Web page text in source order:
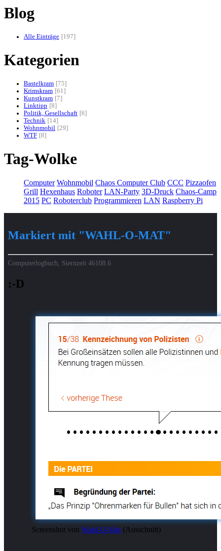
Blog
Alle Einträge 197
Kategorien
Bastelkram
75
Krimskram 61
Kunstkram
7
Linktipp
8
Politik, Gesellschaft 6
Technik
14
Wohnmobil
29
WTF 8
Tag-Wolke
Computer Wohnmobil Chaos Computer Club CCC Pizzaofen
Grill Hexenhaus Roboter LAN-Party 3D-Druck Chaos-Camp
2015 PC Roboterclub Programmieren LAN Raspberry Pi
Markiert mit "WAHL-O-MAT"
Computerlogbuch, Sternzeit 46108.6
:-D
Screenshot von Wahl-O-Mat (Ausschnitt)